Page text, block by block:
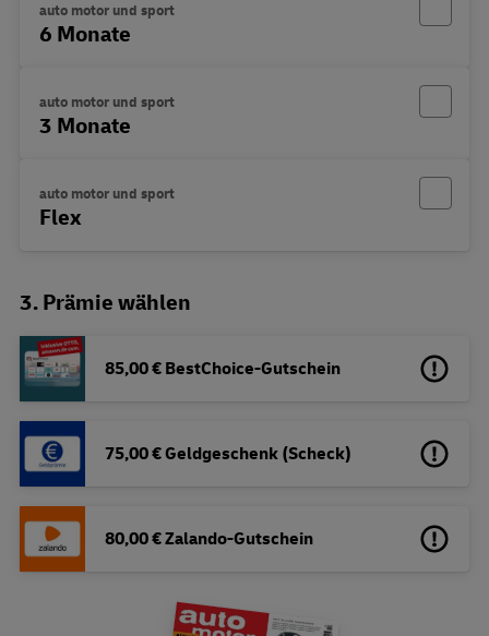
auto motor und sport
6 Monate
auto motor und sport
3 Monate
auto motor und sport
Flex
3. Prämie wählen
85,00 € BestChoice-Gutschein
75,00 € Geldgeschenk (Scheck)
80,00 € Zalando-Gutschein